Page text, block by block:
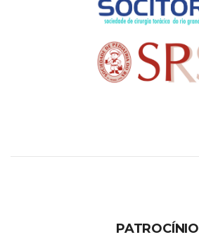
PATROCÍNIO